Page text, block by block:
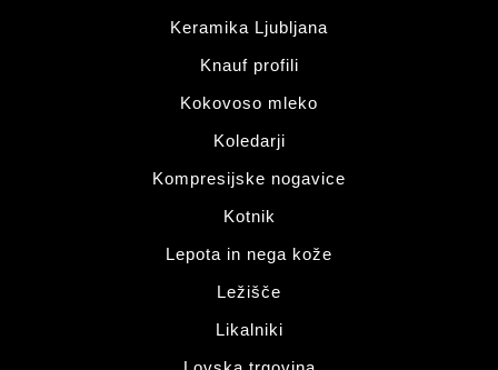
Keramika Ljubljana
Knauf profili
Kokovoso mleko
Koledarji
Kompresijske nogavice
Kotnik
Lepota in nega kože
Ležišče
Likalniki